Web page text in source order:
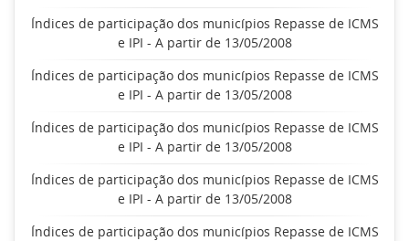
Índices de participação dos municípios Repasse de ICMS
e IPI - A partir de 13/05/2008
Índices de participação dos municípios Repasse de ICMS
e IPI - A partir de 13/05/2008
Índices de participação dos municípios Repasse de ICMS
e IPI - A partir de 13/05/2008
Índices de participação dos municípios Repasse de ICMS
e IPI - A partir de 13/05/2008
Índices de participação dos municípios Repasse de ICMS